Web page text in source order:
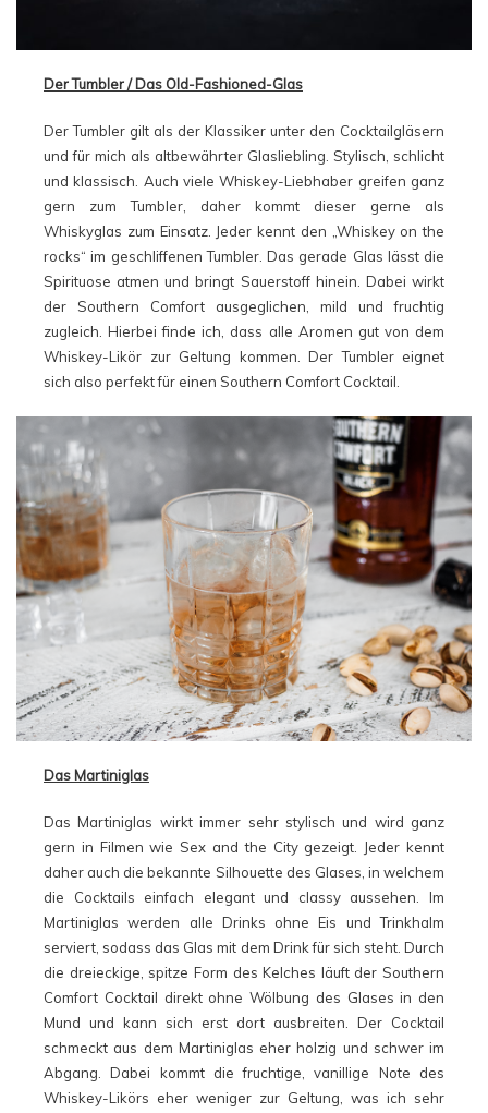
Der Tumbler / Das Old-Fashioned-Glas
Der Tumbler gilt als der Klassiker unter den Cocktailgläsern
und für mich als altbewährter Glasliebling. Stylisch, schlicht
und klassisch. Auch viele Whiskey-Liebhaber greifen ganz
gern zum Tumbler, daher kommt dieser gerne als
Whiskyglas zum Einsatz. Jeder kennt den „Whiskey on the
rocks“ im geschliffenen Tumbler. Das gerade Glas lässt die
Spirituose atmen und bringt Sauerstoff hinein. Dabei wirkt
der Southern Comfort ausgeglichen, mild und fruchtig
zugleich. Hierbei finde ich, dass alle Aromen gut von dem
Whiskey-Likör zur Geltung kommen. Der Tumbler eignet
sich also perfekt für einen Southern Comfort Cocktail.
Das Martiniglas
Das Martiniglas wirkt immer sehr stylisch und wird ganz
gern in Filmen wie Sex and the City gezeigt. Jeder kennt
daher auch die bekannte Silhouette des Glases, in welchem
die Cocktails einfach elegant und classy aussehen. Im
Martiniglas werden alle Drinks ohne Eis und Trinkhalm
serviert, sodass das Glas mit dem Drink für sich steht. Durch
die dreieckige, spitze Form des Kelches läuft der Southern
Comfort Cocktail direkt ohne Wölbung des Glases in den
Mund und kann sich erst dort ausbreiten. Der Cocktail
schmeckt aus dem Martiniglas eher holzig und schwer im
Abgang. Dabei kommt die fruchtige, vanillige Note des
Whiskey-Likörs eher weniger zur Geltung, was ich sehr